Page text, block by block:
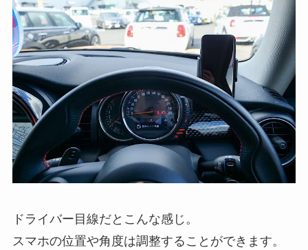
ドライバー目線だとこんな感じ。
スマホの位置や角度は調整することができます。